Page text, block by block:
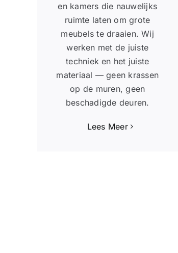
en kamers die nauwelijks
ruimte laten om grote
meubels te draaien. Wij
werken met de juiste
techniek en het juiste
materiaal — geen krassen
op de muren, geen
beschadigde deuren.
Lees Meer